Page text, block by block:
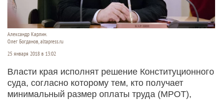
Александр Карлин.
Олег Богданов, altapress.ru
25 января 2018 в 13:02
Власти края исполнят решение Конституционного
суда, согласно которому тем, кто получает
минимальный размер оплаты труда (МРОТ),